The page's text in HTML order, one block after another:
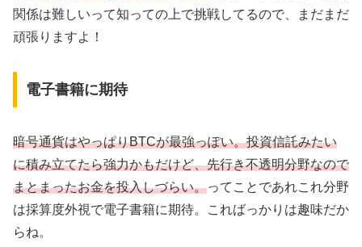
関係は難しいって知っての上で挑戦してるので、まだまだ
頑張りますよ！
電子書籍に期待
暗号通貨はやっぱりBTCが最強っぽい。投資信託みたい
に積み立てたら強力かもだけど、先行き不透明分野なので
まとまったお金を投入しづらい。ってことであれこれ分野
は採算度外視で電子書籍に期待。こればっかりは趣味だか
らね。